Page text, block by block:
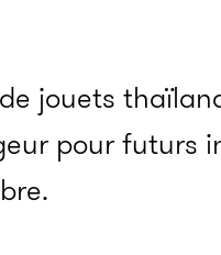
jouets
pour futurs